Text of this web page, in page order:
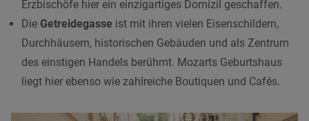
Erzbischöfe hier ein einzigartiges Domizil geschaffen.
Die Getreidegasse ist mit ihren vielen Eisenschildern,
Durchhäusern, historischen Gebäuden und als Zentrum
des einstigen Handels berühmt. Mozarts Geburtshaus
liegt hier ebenso wie zahlreiche Boutiquen und Cafés.